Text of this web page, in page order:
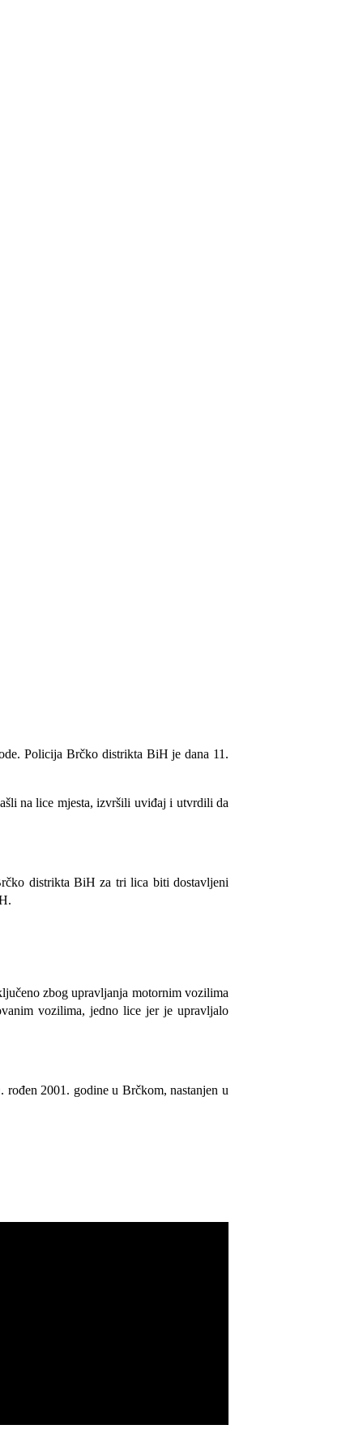
Policija Brčko distrikta BiH je dana 11.
na lice mjesta, izvršili uviđaj i utvrdili da
distrikta BiH za tri lica biti dostavljeni
zbog upravljanja motornim vozilima
vozilima, jedno lice jer je upravljalo
2001. godine u Brčkom, nastanjen u